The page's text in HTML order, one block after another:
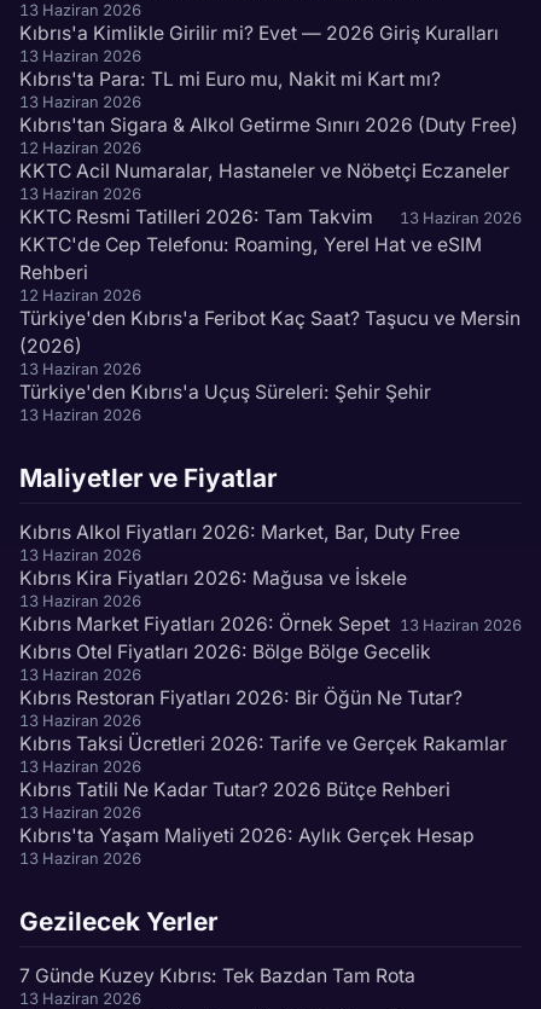
13 Haziran 2026
Kıbrıs'a Kimlikle Girilir mi? Evet — 2026 Giriş Kuralları
13 Haziran 2026
Kıbrıs'ta Para: TL mi Euro mu, Nakit mi Kart mı?
13 Haziran 2026
Kıbrıs'tan Sigara & Alkol Getirme Sınırı 2026 (Duty Free)
12 Haziran 2026
KKTC Acil Numaralar, Hastaneler ve Nöbetçi Eczaneler
13 Haziran 2026
KKTC Resmi Tatilleri 2026: Tam Takvim 13 Haziran 2026
KKTC'de Cep Telefonu: Roaming, Yerel Hat ve eSIM
Rehberi
12 Haziran 2026
Türkiye'den Kıbrıs'a Feribot Kaç Saat? Taşucu ve Mersin
(2026)
13 Haziran 2026
Türkiye'den Kıbrıs'a Uçuş Süreleri: Şehir Şehir
13 Haziran 2026
Maliyetler ve Fiyatlar
Kıbrıs Alkol Fiyatları 2026: Market, Bar, Duty Free
13 Haziran 2026
Kıbrıs Kira Fiyatları 2026: Mağusa ve İskele
13 Haziran 2026
Kıbrıs Market Fiyatları 2026: Örnek Sepet 13 Haziran 2026
Kıbrıs Otel Fiyatları 2026: Bölge Bölge Gecelik
13 Haziran 2026
Kıbrıs Restoran Fiyatları 2026: Bir Öğün Ne Tutar?
13 Haziran 2026
Kıbrıs Taksi Ücretleri 2026: Tarife ve Gerçek Rakamlar
13 Haziran 2026
Kıbrıs Tatili Ne Kadar Tutar? 2026 Bütçe Rehberi
13 Haziran 2026
Kıbrıs'ta Yaşam Maliyeti 2026: Aylık Gerçek Hesap
13 Haziran 2026
Gezilecek Yerler
7 Günde Kuzey Kıbrıs: Tek Bazdan Tam Rota
13 Haziran 2026